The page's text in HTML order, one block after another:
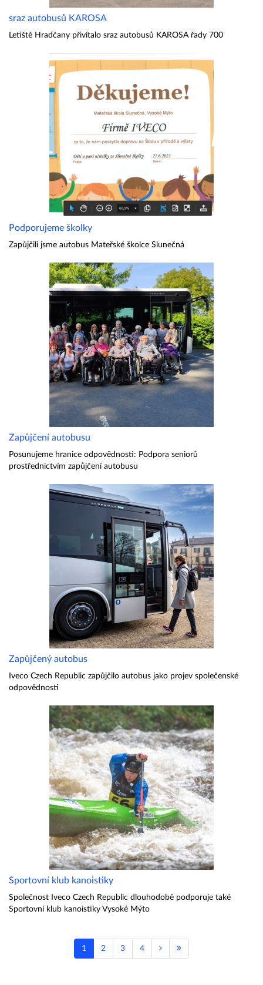
sraz autobusů KAROSA
Letiště Hradčany přivítalo sraz autobusů KAROSA řady 700
Podporujeme školky
Zapůjčili jsme autobus Mateřské školce Slunečná
Zapůjčení autobusu
Posunujeme hranice odpovědnosti: Podpora seniorů
prostřednictvím zapůjčení autobusu
Zapůjčený autobus
Iveco Czech Republic zapůjčilo autobus jako projev společenské
odpovědnosti
Sportovní klub kanoistiky
Společnost Iveco Czech Republic dlouhodobě podporuje také
Sportovní klub kanoistiky Vysoké Mýto
1 2 3 4